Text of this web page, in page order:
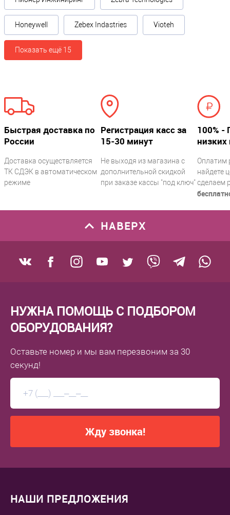
Физические параметры
Габариты без упаковки (д/ш/в)
265 / 290 / 110
Материал корпуса ?
Аккумулятор
Наличие аккумулятора ?
нет
Питание
Да
Рабочая температура °C ?
80%
Дополнительно
Индикация
Прочие
Производитель
Тип клавиатуры ?
Honeywell Zebex Indastries Vioteh
Показать ещё 15
Быстрая доставка по
России
Доставка осуществляется
ТК СДЭК в автоматическом
режиме
Регистрация касс за
15-30 минут
Не выходя из магазина с
дополнительной скидкой
при заказе кассы "под ключ"
100% -
низких
Оплатим
найдете
сделаем
НАВЕРХ
НУЖНА ПОМОЩЬ С ПОДБОРОМ
ОБОРУДОВАНИЯ?
Оставьте номер и мы вам перезвоним за 30
секунд!
Жду звонка!
НАШИ ПРЕДЛОЖЕНИЯ